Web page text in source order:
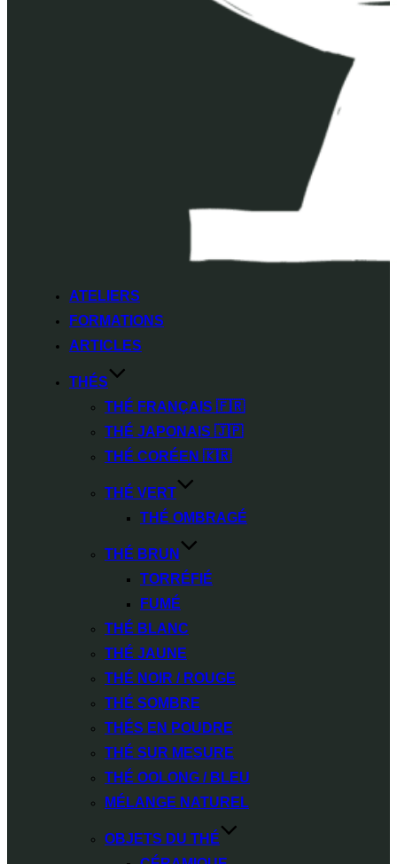
ATELIERS
FORMATIONS
ARTICLES
THÉS
THÉ FRANÇAIS 🇫🇷
THÉ JAPONAIS 🇯🇵
THÉ CORÉEN 🇰🇷
THÉ VERT
THÉ OMBRAGÉ
THÉ BRUN
TORRÉFIÉ
FUMÉ
THÉ BLANC
THÉ JAUNE
THÉ NOIR / ROUGE
THÉ SOMBRE
THÉS EN POUDRE
THÉ SUR MESURE
THÉ OOLONG / BLEU
MÉLANGE NATUREL
OBJETS DU THÉ